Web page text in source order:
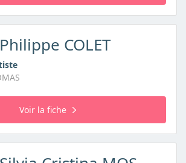
COLET
Voir la fiche